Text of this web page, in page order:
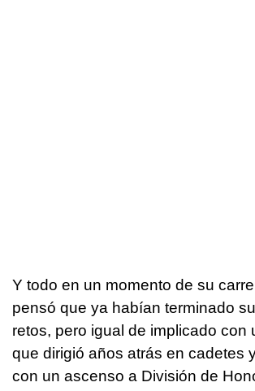
Y todo en un momento de su
pensó que ya habían terminado
retos, pero igual de implicado con
que dirigió años atrás en cadetes
con un ascenso a División de